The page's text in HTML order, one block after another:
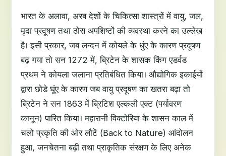
भारत के अलावा, अरब देशों के चिकित्सा शास्त्रों में वायु, जल,
मृदा प्रदूषण तथा ठोस अपशिष्टों की व्यवस्था करने का उल्लेख
है। इसी प्रकार, जब लन्दन में कोयले के धुंए के कारण प्रदूषण
बढ़ गया तो सन 1272 में, ब्रिटेन के शासक किंग एडर्वड
प्रथम ने कोयला जलाना प्रतिबंधित किया। औद्योगिक इकाईयों
द्वारा छोडे घूंए के कारण जब वायु प्रदूषण का खतरा बढ़ा तो
ब्रिटेन ने सन 1863 में ब्रिटिश एल्कली एक्ट (पर्यावरण
कानून) पारित किया। महारानी विक्टोरिया के शासन काल में
चलो प्रकृति की ओर लौटें (Back to Nature) आंदोलन
हुआ, जनचेतना बढ़ी तथा प्राकृतिक संरक्षण के लिए अनेक